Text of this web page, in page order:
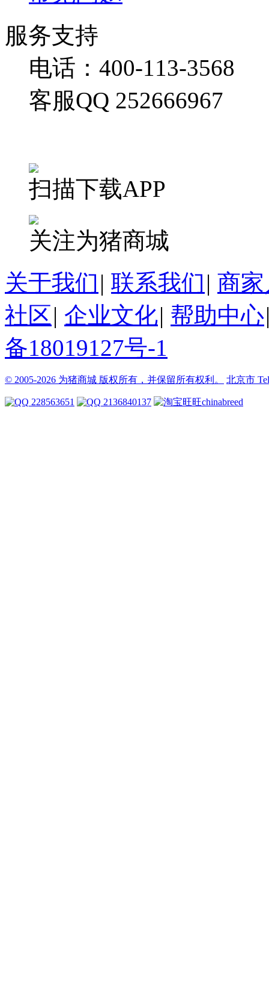
服务支持
电话：400-113-3568
客服QQ 252666967
扫描下载APP
关注为猪商城
关于我们 | 联系我们 | 商
社区| 企业文化| 帮助中心
备18019127号-1
© 2005-2026 为猪商城 版权所有，并保留所有权利。 北京市
228563651 2136840137 chinabreed